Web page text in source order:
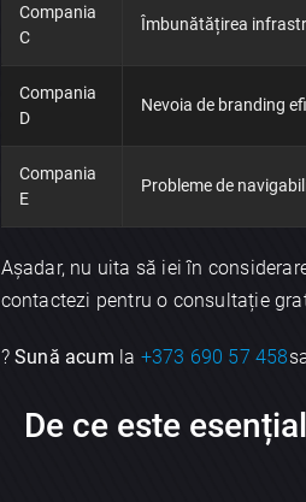
Compania
C
Îmbunătățirea
Compania
D
Nevoia de branding
Compania
E
Probleme de
Așadar, nu uita să iei în
contactezi pentru o consultație
? Sună acum la +373 690 57 458
De ce este